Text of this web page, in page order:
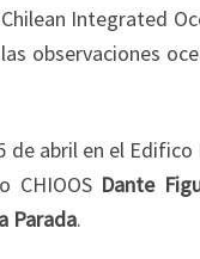
Integrated
observaciones
abril en el
CHIOOS Dante
Parada.